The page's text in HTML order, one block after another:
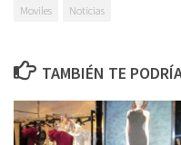
Moviles
Noticias
TAMBIÉN TE